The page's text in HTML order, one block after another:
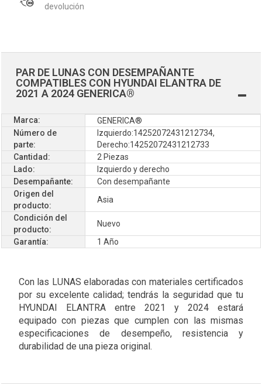
devolución
PAR DE LUNAS CON DESEMPAÑANTE
COMPATIBLES CON HYUNDAI ELANTRA DE
2021 A 2024 GENERICA®
Marca:
GENERICA®
Número de
parte:
Izquierdo:14252072431212734,
Derecho:14252072431212733
Cantidad:
2 Piezas
Lado:
Izquierdo y derecho
Desempañante:
Con desempañante
Origen del
producto:
Asia
Condición del
producto:
Nuevo
Garantía:
1 Año
Con las LUNAS elaboradas con materiales certificados
por su excelente calidad; tendrás la seguridad que tu
HYUNDAI ELANTRA entre 2021 y 2024 estará
equipado con piezas que cumplen con las mismas
especificaciones de desempeño, resistencia y
durabilidad de una pieza original.